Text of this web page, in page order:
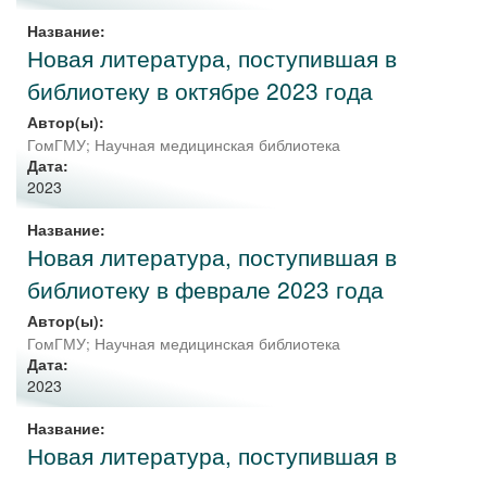
Название:
Новая литература, поступившая в
библиотеку в октябре 2023 года
Автор(ы):
ГомГМУ; Научная медицинская библиотека
Дата:
2023
Название:
Новая литература, поступившая в
библиотеку в феврале 2023 года
Автор(ы):
ГомГМУ; Научная медицинская библиотека
Дата:
2023
Название:
Новая литература, поступившая в